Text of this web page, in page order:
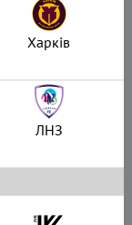
Харків
ЛНЗ